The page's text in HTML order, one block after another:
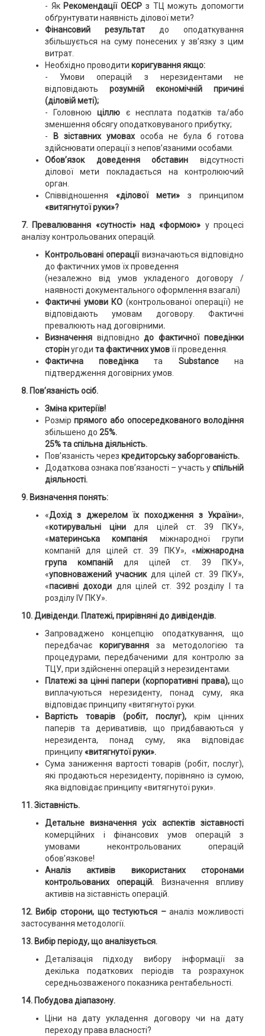
- ЯкРекомендації ОЕСР з ТЦ можуть допомогти
обґрунтувати наявність ділової мети?
Фінансовий результатдо оподаткування
збільшується на суму понесених у зв’язку з цим
витрат.
Необхідно проводити коригування якщо:
- Умови операцій з нерезидентами не
відповідають розумній економічній причині
(діловій меті);
- Головноюціллю є несплата податків та/або
зменшення обсягу оподатковуваного прибутку;
-
В зіставних умовахособа не була б готова
здійснювати операції з непов’язаними особами.
Обов’язок доведення обставинвідсутності
ділової мети покладається на контролюючий
орган.
Співвідношення «ділової мети»з принципом
«витягнутої руки»?
7. Превалювання «сутності» над «формою» у процесі
аналізу контрольованих операцій.
Контрольовані операціївизначаються відповідно
до фактичних умов їх проведення
(незалежно від умов укладеного договору /
наявності документального оформлення взагалі)
Фактичні умови КО (контрольованої операції) не
відповідають умовам договору. Фактичні
превалюють над договірними.
Визначення відповідно до фактичної поведінки
сторінугоди та фактичних умовїї проведення.
Фактична поведінка та Substanceна
підтвердження договірних умов.
8. Пов’язаність осіб.
Зміна критеріїв!
Розмірпрямого або опосередкованого володіння
збільшено до 25%.
25% та спільна діяльність.
Пов’язаність через кредиторську заборгованість.
Додаткова ознака пов’язаності – участь успільній
діяльності.
9. Визначення понять:
«Дохід з джерелом їх походження з України»,
«котирувальні цінидля цілей ст. 39 ПКУ»,
«материнська компанія міжнародної групи
компаній для цілей ст. 39 ПКУ», «міжнародна
група компаній для цілей ст. 39 ПКУ»,
«уповноважений учасник для цілей ст. 39 ПКУ»,
«пасивні доходи для цілей ст. 392 розділу І та
розділу IV ПКУ».
10. Дивіденди. Платежі, прирівняні до дивідендів.
Запроваджено концепцію оподаткування, що
передбачаєкоригуванняза методологією та
процедурами, передбаченими для контролю за
ТЦУ, при здійсненні операцій з нерезидентами.
Платежі за цінні папери (корпоративні права),що
виплачуються нерезиденту, понад суму, яка
відповідає принципу «витягнутої руки.
Вартість товарів (робіт, послуг), крім цінних
паперів та деривативів, що придбаваються у
нерезидента, понад суму, яка відповідає
принципу«витягнутої руки».
Сума заниження вартості товарів (робіт, послуг),
які продаються нерезиденту, порівняно із сумою,
яка відповідає принципу «витягнутої руки».
11. Зіставність.
Детальне визначення усіх аспектів зіставності
комерційних і фінансових умов операцій з
умовами неконтрольованих операцій
обов’язкове!
Аналіз активів використаних сторонами
контрольованих операцій. Визначення впливу
активів на зіставність операцій.
12. Вибір сторони, що тестуються –аналіз можливості
застосування методології.
13. Вибір періоду, що аналізується.
Деталізація підходу вибору інформації за
декілька податкових періодів та розрахунок
середньозваженого показника рентабельності.
14. Побудова діапазону.
Ціни на дату укладення договору чи на дату
переходу права власності?